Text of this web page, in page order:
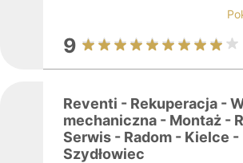
9
Reventi - Rekuperacja -
mechaniczna - Montaż -
Serwis - Radom - Kielce -
Szydłowiec